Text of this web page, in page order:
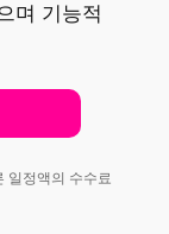
며 기능적
일정액의 수수료